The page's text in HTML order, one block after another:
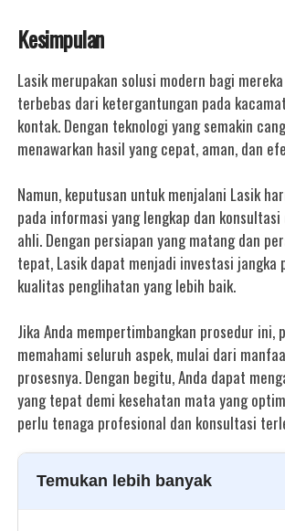
Kesimpulan
Lasik merupakan solusi modern bagi
terbebas dari ketergantungan pada
kontak. Dengan teknologi yang semakin
menawarkan hasil yang cepat, aman, dan
Namun, keputusan untuk menjalani Lasik
pada informasi yang lengkap dan
ahli. Dengan persiapan yang matang dan
tepat, Lasik dapat menjadi investasi jangka
kualitas penglihatan yang lebih baik.
Jika Anda mempertimbangkan prosedur ini,
memahami seluruh aspek, mulai dari
prosesnya. Dengan begitu, Anda dapat
yang tepat demi kesehatan mata yang
perlu tenaga profesional dan konsultasi
Temukan lebih banyak